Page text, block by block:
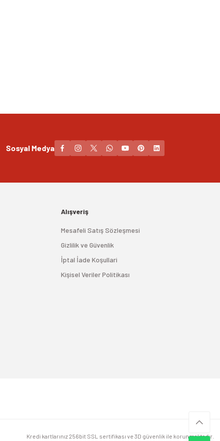
Sosyal Medya
Alışveriş
Mesafeli Satış Sözleşmesi
Gizlilik ve Güvenlik
İptal İade Koşullari
Kişisel Veriler Politikası
Kredi kartlarınız 256bit SSL sertifikası ve 3D güvenlik ile korunmaktadır.